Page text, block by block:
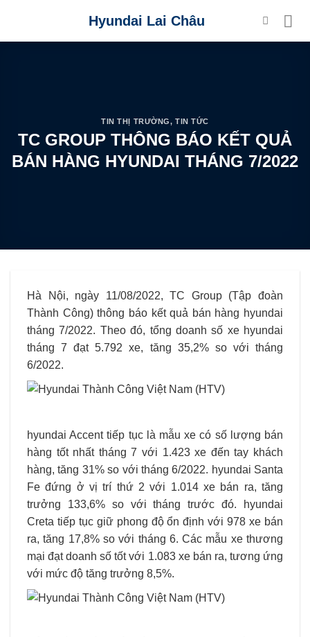
content
Hyundai Lai Châu
TIN THỊ TRƯỜNG,TIN TỨC
TC GROUP THÔNG BÁO KẾT QUẢ
BÁN HÀNG HYUNDAI THÁNG 7/2022
Hà Nội, ngày 11/08/2022, TC Group (Tập đoàn
Thành Công) thông báo kết quả bán hàng hyundai
tháng 7/2022. Theo đó, tổng doanh số xe hyundai
tháng 7 đạt 5.792 xe, tăng 35,2% so với tháng
6/2022.
hyundai Accent tiếp tục là mẫu xe có số lượng bán
hàng tốt nhất tháng 7 với 1.423 xe đến tay khách
hàng, tăng 31% so với tháng 6/2022. hyundai Santa
Fe đứng ở vị trí thứ 2 với 1.014 xe bán ra, tăng
trưởng 133,6% so với tháng trước đó. hyundai
Creta tiếp tục giữ phong độ ổn định với 978 xe bán
ra, tăng 17,8% so với tháng 6. Các mẫu xe thương
mại đạt doanh số tốt với 1.083 xe bán ra, tương ứng
với mức độ tăng trưởng 8,5%.